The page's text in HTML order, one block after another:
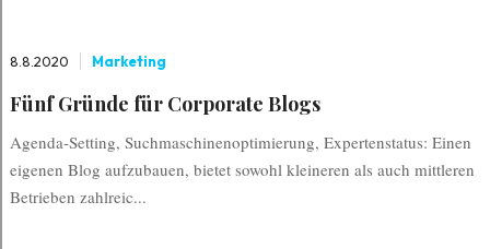
8.8.2020 Marketing
Fünf Gründe für Corporate Blogs
Agenda-Setting, Suchmaschinenoptimierung, Expertenstatus: Einen
eigenen Blog aufzubauen, bietet sowohl kleineren als auch mittleren
Betrieben zahlreic...